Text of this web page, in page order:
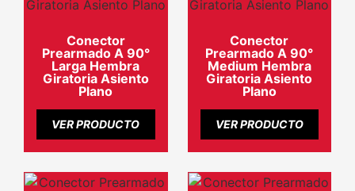
Conector
Prearmado A 90°
Larga Hembra
Giratoria Asiento
Plano
VER PRODUCTO
Conector
Prearmado A 90°
Medium Hembra
Giratoria Asiento
Plano
VER PRODUCTO